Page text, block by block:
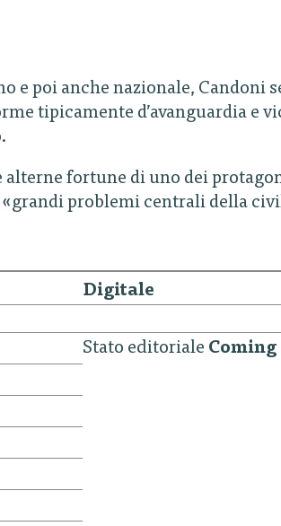
poi anche nazionale, Candoni
tipicamente d’avanguardia e
fortune di uno dei
problemi centrali della
Digitale
Stato editoriale Coming